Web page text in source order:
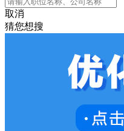
取消
猜您想搜